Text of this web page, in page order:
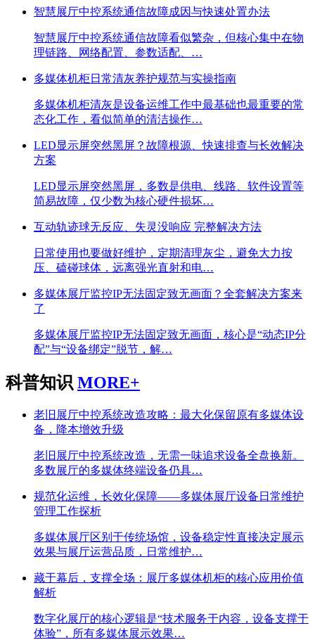
智慧展厅中控系统通信故障成因与快速处置办法
智慧展厅中控系统通信故障看似繁杂，但核心集中在物
理链路、网络配置、参数适配、…
多媒体机柜日常清灰养护规范与实操指南
多媒体机柜清灰是设备运维工作中最基础也最重要的常
态化工作，看似简单的清洁操作…
LED显示屏突然黑屏？故障根源、快速排查与长效解决
方案
LED显示屏突然黑屏，多数是供电、线路、软件设置等
简易故障，仅少数为核心硬件损坏…
互动轨迹球无反应、失灵没响应 完整解决方法
日常使用也要做好维护，定期清理灰尘，避免大力按
压、磕碰球体，远离强光直射和电…
多媒体展厅监控IP无法固定致无画面？全套解决方案来
了
多媒体展厅监控IP无法固定致无画面，核心是“动态IP分
配”与“设备绑定”脱节，解…
科普知识 MORE+
老旧展厅中控系统改造攻略：最大化保留原有多媒体设
备，降本增效升级
老旧展厅中控系统改造，无需一味追求设备全盘换新。
多数展厅的多媒体终端设备仍具…
规范化运维，长效化保障——多媒体展厅设备日常维护
管理工作探析
多媒体展厅区别于传统场馆，设备稳定性直接决定展示
效果与展厅运营品质，日常维护…
藏于幕后，支撑全场：展厅多媒体机柜的核心应用价值
解析
数字化展厅的核心逻辑是“技术服务于内容，设备支撑于
体验”，所有多媒体展示效果…